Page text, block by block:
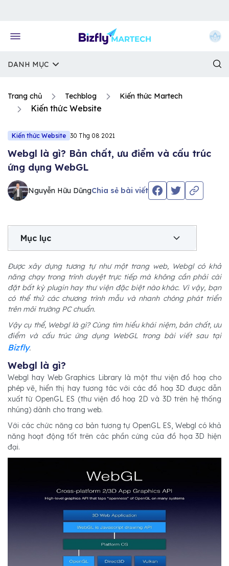
DANH MỤC
Trang chủ Techblog Kiến thức Martech
Kiến thức Website
Kiến thức Website 30 Thg 08 2021
Webgl là gì? Bản chất, ưu điểm và cấu trúc
ứng dụng WebGL
Nguyễn Hữu DũngChia sẻ bài viết
Mục lục
Được xây dựng tương tự như một trang web, Webgl có khả
năng chạy trong trình duyệt trực tiếp mà không cần phải cài
đặt bất kỳ plugin hay thư viện đặc biệt nào khác. Vì vậy, bạn
có thể thử các chương trình mẫu và nhanh chóng phát triển
trên môi trường PC chuẩn.
Vậy cụ thể, Webgl là gì? Cùng tìm hiểu khái niệm, bản chất, ưu
điểm và cấu trúc ứng dụng WebGL trong bài viết sau tại
Bizfly.
Webgl là gì?
Webgl hay Web Graphics Library là một thư viện đồ hoạ cho
phép vẽ, hiển thị hay tương tác với các đồ hoạ 3D được dẫn
xuất từ OpenGL ES (thư viện đồ hoạ 2D và 3D trên hệ thống
nhúng) dành cho trang web.
Với các chức năng cơ bản tương tự OpenGL ES, Webgl có khả
năng hoạt động tốt trên các phần cứng của đồ họa 3D hiện
đại.